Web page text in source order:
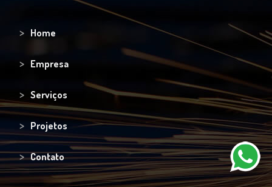
Home
Empresa
Serviços
Projetos
Contato